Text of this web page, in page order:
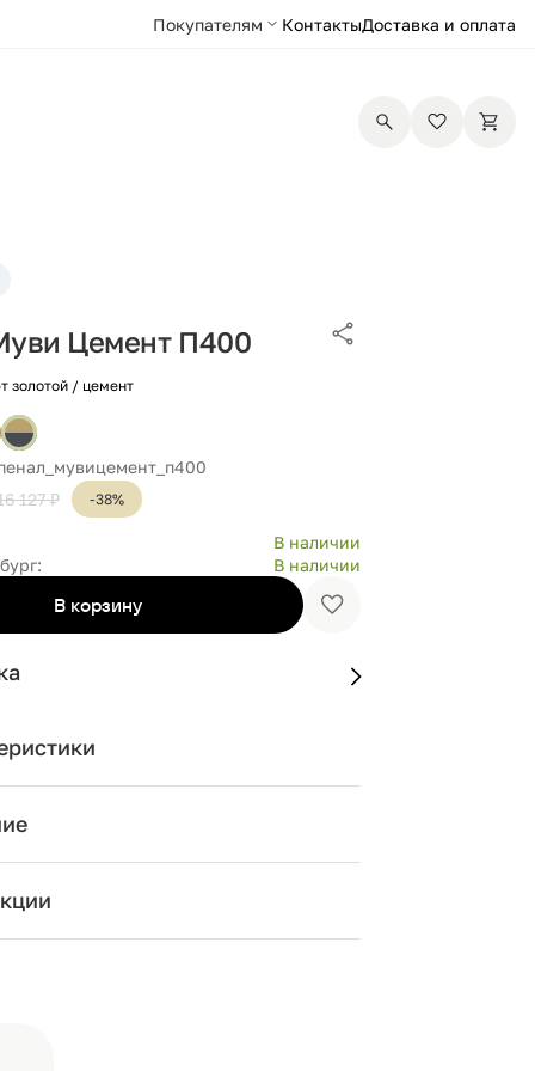
Покупателям КонтактыДоставка и оплата
Цемент П400
золотой / цемент
127 ₽ -38%
В наличии
В наличии
В корзину
Добавить
избранное